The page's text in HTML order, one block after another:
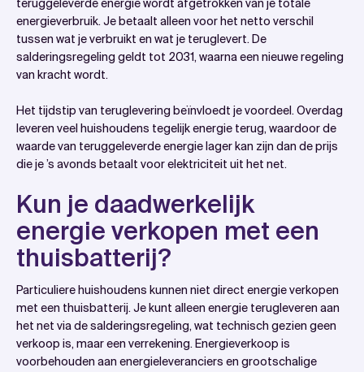
teruggeleverde energie wordt afgetrokken van je totale
energieverbruik. Je betaalt alleen voor het netto verschil
tussen wat je verbruikt en wat je teruglevert. De
salderingsregeling geldt tot 2031, waarna een nieuwe regeling
van kracht wordt.
Het tijdstip van teruglevering beïnvloedt je voordeel. Overdag
leveren veel huishoudens tegelijk energie terug, waardoor de
waarde van teruggeleverde energie lager kan zijn dan de prijs
die je ’s avonds betaalt voor elektriciteit uit het net.
Kun je daadwerkelijk
energie verkopen met een
thuisbatterij?
Particuliere huishoudens kunnen niet direct energie verkopen
met een thuisbatterij. Je kunt alleen energie terugleveren aan
het net via de salderingsregeling, wat technisch gezien geen
verkoop is, maar een verrekening. Energieverkoop is
voorbehouden aan energieleveranciers en grootschalige